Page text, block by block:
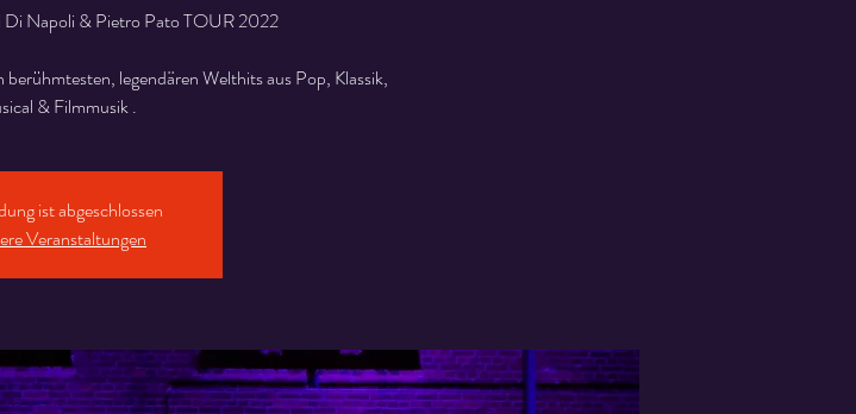
Napoli & Pietro Pato TOUR 2022
legendären Welthits aus Pop, Klassik,
& Filmmusik .
ist abgeschlossen
Veranstaltungen